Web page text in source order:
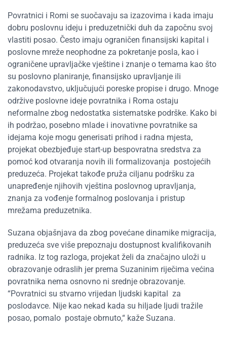
Povratnici i Romi se suočavaju sa izazovima i kada imaju
dobru poslovnu ideju i preduzetnički duh da započnu svoj
vlastiti posao. Često imaju ograničen finansijski kapital i
poslovne mreže neophodne za pokretanje posla, kao i
ograničene upravljačke vještine i znanje o temama kao što
su poslovno planiranje, finansijsko upravljanje ili
zakonodavstvo, uključujući poreske propise i drugo. Mnoge
održive poslovne ideje povratnika i Roma ostaju
neformalne zbog nedostatka sistematske podrške. Kako bi
ih podržao, posebno mlade i inovativne povratnike sa
idejama koje mogu generisati prihod i radna mjesta,
projekat obezbjeđuje start-up bespovratna sredstva za
pomoć kod otvaranja novih ili formalizovanja postojećih
preduzeća. Projekat takođe pruža ciljanu podršku za
unapređenje njihovih vještina poslovnog upravljanja,
znanja za vođenje formalnog poslovanja i pristup
mrežama preduzetnika.
Suzana objašnjava da zbog povećane dinamike migracija,
preduzeća sve više prepoznaju dostupnost kvalifikovanih
radnika. Iz tog razloga, projekat želi da značajno uloži u
obrazovanje odraslih jer prema Suzaninim riječima većina
povratnika nema osnovno ni srednje obrazovanje.
“Povratnici su stvarno vrijedan ljudski kapital za
poslodavce. Nije kao nekad kada su hiljade ljudi tražile
posao, pomalo postaje obrnuto,“ kaže Suzana.